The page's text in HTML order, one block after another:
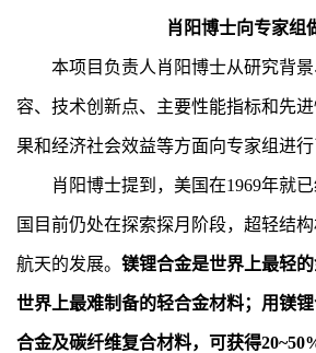
肖阳博士向专家组
本项目负责人肖阳博士从研究背
容、技术创新点、主要性能指标和先
果和经济社会效益等方面向专家组进行
肖阳博士提到，美国在1969年就
国目前仍处在探索探月阶段，超轻结
航天的发展。 镁锂合金是世界上最轻
世界上最难制备的轻合金材料；用镁
合金及碳纤维复合材料，可获得